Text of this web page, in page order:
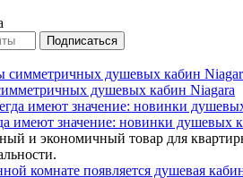
душевых кабин Niagara
имеют значение: новинки душевых
и экономичный товар для